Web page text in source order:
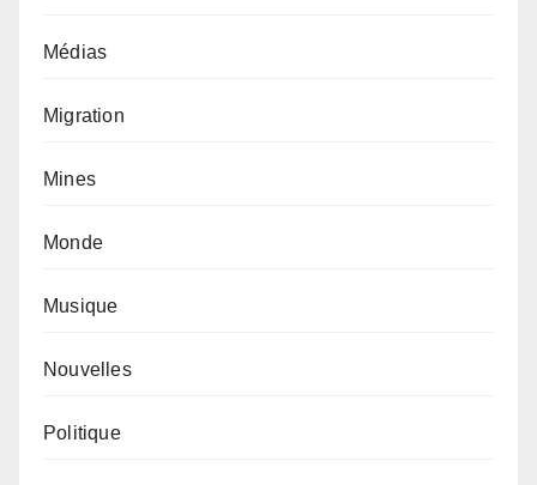
Médias
Migration
Mines
Monde
Musique
Nouvelles
Politique